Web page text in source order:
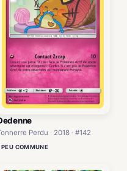
Perdu · 2018 · #142
PEU COMMUNE